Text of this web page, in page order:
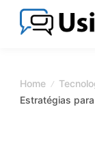
Skip
Magazine
Home
Estratégias